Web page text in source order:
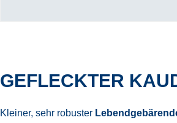
GEFLECKTER
Kleiner, sehr robuster